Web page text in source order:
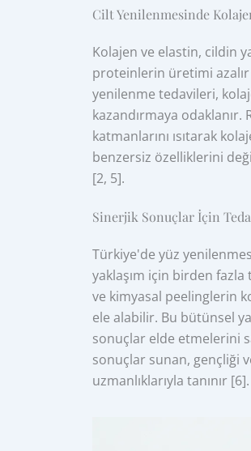
Cilt Yenilenmesinde
Kolajen ve elastin, cildin
proteinlerin üretimi azalır
yenilenme tedavileri,
kazandırmaya
katmanlarını ısıtarak
benzersiz özelliklerini
[2, 5].
Sinerjik Sonuçlar İçin
Türkiye'de yüz
yaklaşım için birden
ve kimyasal peelinglerin
ele alabilir. Bu bütünsel
sonuçlar elde etmelerini
sonuçlar sunan, gençliği
uzmanlıklarıyla tanınır [6].